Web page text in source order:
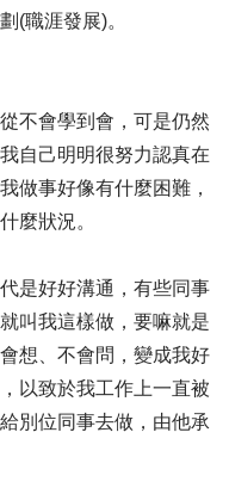
(職涯發展)。
不會學到會，可是仍然
自己明明很努力認真在
做事好像有什麼困難，
麼狀況。
是好好溝通，有些同事
叫我這樣做，要嘛就是
想、不會問，變成我好
以致於我工作上一直被
別位同事去做，由他承